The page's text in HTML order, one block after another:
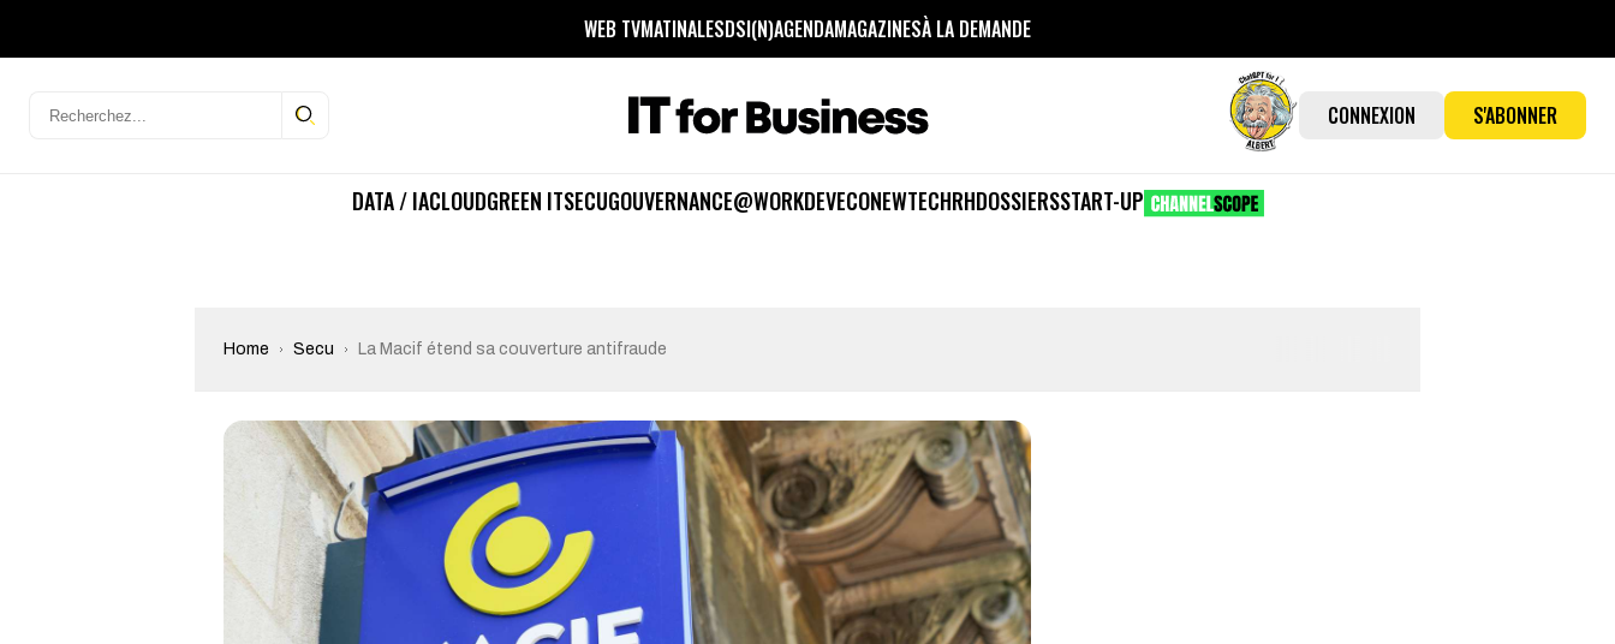
WEB TVMATINALESDSI(N)AGENDAMAGAZINESÀ LA DEMANDE
CONNEXION S'ABONNER
DATA / IACLOUDGREEN ITSECUGOUVERNANCE@WORKDEVECONEWTECHRHDOSSIERSSTART-UP
Home Secu La Macif étend sa couverture antifraude